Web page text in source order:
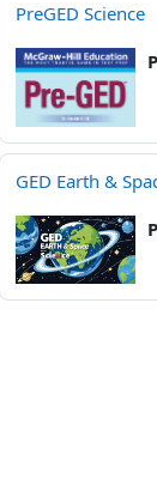
PreGED Science
GED Earth &